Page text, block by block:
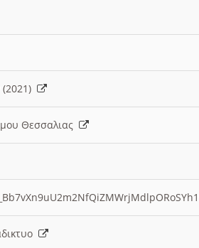
(2021)
Θεσσαλιας